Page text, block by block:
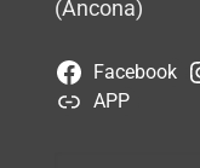
(Ancona)
Facebook
APP